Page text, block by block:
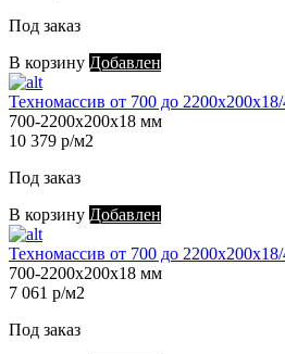
Под заказ
В корзину Добавлен
Техномассив от 700 до
700-2200х200х18 мм
10 379 р/м2
Под заказ
В корзину Добавлен
Техномассив от 700 до
700-2200х200х18 мм
7 061 р/м2
Под заказ